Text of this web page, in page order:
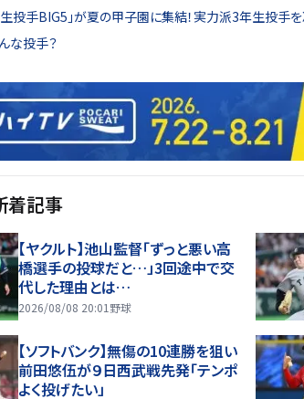
生投手BIG5」が夏の甲子園に集結！実力派3年生投手
な投手？
着記事
【ヤクルト】池山監督「ずっと悪い高
橋選手の投球だと…」3回途中で交
代した理由とは…
2026/08/08 20:01 野球
【ソフトバンク】無傷の10連勝を狙い
前田悠伍が９日西武戦先発「テンポ
よく投げたい」